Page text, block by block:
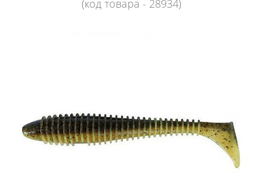
(код товара - 28934)